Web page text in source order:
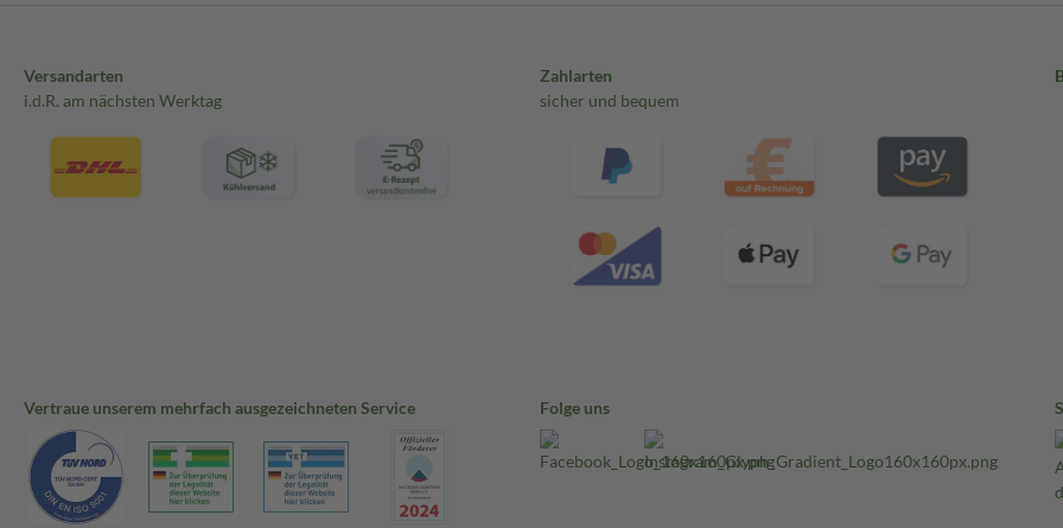
Versandarten
i.d.R. am nächsten Werktag
Zahlarten
sicher und bequem
Vertraue unserem mehrfach ausgezeichneten Service Folge uns